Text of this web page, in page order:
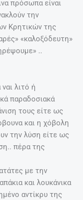
πρόσωπα είναι
την
Κρητικών της
«καλοξόδευτη»
..
λιτό ή
παραδοσιακά
τους είτε ως
και η χόβολη
την λύση είτε ως
πέρα της
με την
και λουκάνικα
αντίκρυ της